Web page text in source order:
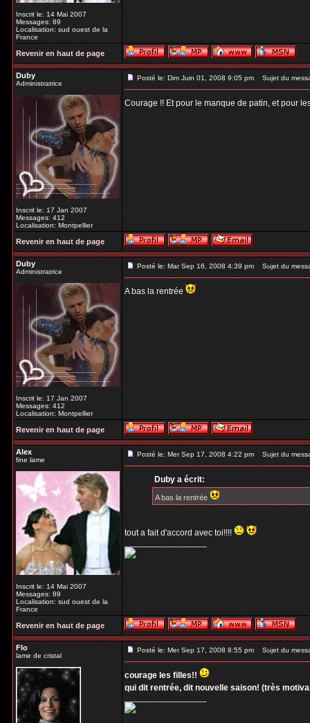
Inscrit le: 14 Mai 2007
Messages: 89
Localisation: sud ouest de la
France
Revenir en haut de page
Duby
Administratrice
Inscrit le: 17 Jan 2007
Messages: 412
Localisation: Montpellier
Posté le: Dim Juin 01, 2008 9:05 pm Sujet du
Courage !! Et pour le manque de patin, et pour
Revenir en haut de page
Duby
Administratrice
Inscrit le: 17 Jan 2007
Messages: 412
Localisation: Montpellier
Posté le: Mar Sep 16, 2008 4:39 pm Sujet du
A bas la rentrée
Revenir en haut de page
Alex
fine lame
Inscrit le: 14 Mai 2007
Messages: 89
Localisation: sud ouest de la
France
Posté le: Mer Sep 17, 2008 4:22 pm Sujet du
Duby a écrit:
A bas la rentrée
tout a fait d'accord avec toi!!!!
_________________
Revenir en haut de page
Flo
lame de cristal
Posté le: Mer Sep 17, 2008 8:55 pm Sujet du
courage les filles!!
qui dit rentrée, dit nouvelle saison! (très
_________________